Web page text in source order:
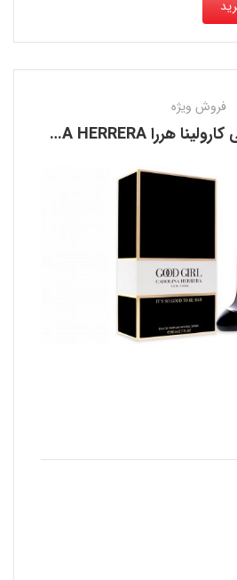
فروش ویژه
عطر گود گرل مشکی کارولینا هررا CAROLINA HERRERA
7,325,280 تومان